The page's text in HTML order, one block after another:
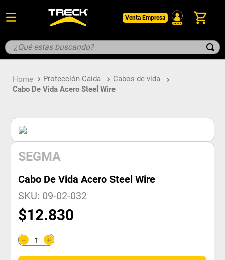
Venta Empresa
¿Qué estas buscando?
Protección Caída
Cabos de vida
Cabo De Vida Acero Steel Wire
SEGMA
Cabo De Vida Acero Steel Wire
SKU: 09-02-032
$12.830
＋
－
1. botin